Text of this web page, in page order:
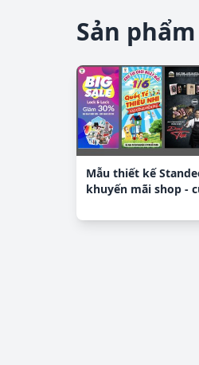
Sản
Mẫu thiết kế
khuyến mãi shop -